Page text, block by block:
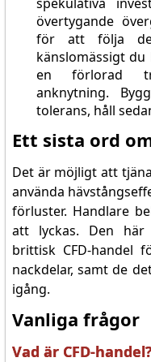
övertygande
för att följa
känslomässigt
en förlorad
anknytning.
tolerans, håll
Ett sista ord
Det är möjligt att
använda
förluster. Handlare
att lyckas. Den
brittisk CFD-handel
nackdelar, samt de
igång.
Vanliga frågor
Vad är CFD-